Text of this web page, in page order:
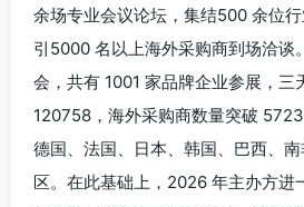
余场专业会议论坛，集结500 余位
引5000 名以上海外采购商到场洽谈
会，共有 1001 家品牌企业参展，三
120758，海外采购商数量突破 5723
德国、法国、日本、韩国、巴西、
区。在此基础上，2026 年主办方进